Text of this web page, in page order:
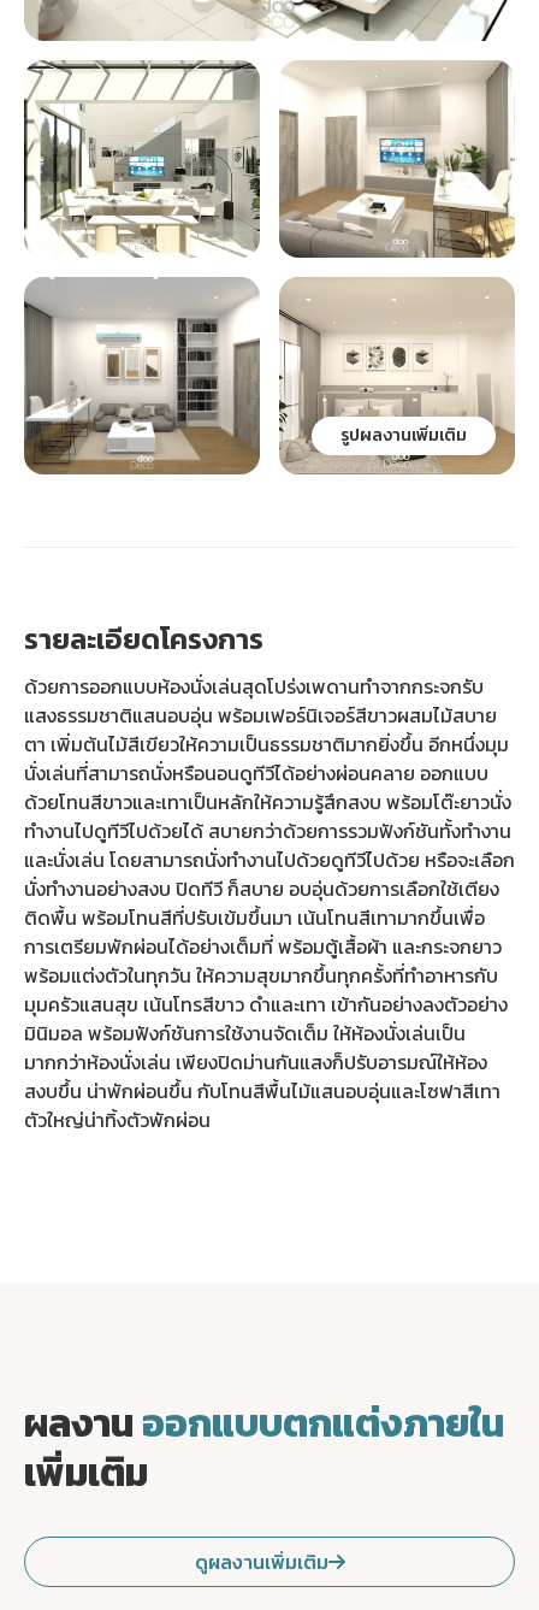
รูปผลงานเพิ่มเติม
รายละเอียดโครงการ
ด้วยการออกแบบห้องนั่งเล่นสุดโปร่งเพดานทำจากกระจกรับ
แสงธรรมชาติแสนอบอุ่น พร้อมเฟอร์นิเจอร์สีขาวผสมไม้สบาย
ตา เพิ่มต้นไม้สีเขียวให้ความเป็นธรรมชาติมากยิ่งขึ้น อีกหนึ่งมุม
นั่งเล่นที่สามารถนั่งหรือนอนดูทีวีได้อย่างผ่อนคลาย ออกแบบ
ด้วยโทนสีขาวและเทาเป็นหลักให้ความรู้สึกสงบ พร้อมโต๊ะยาวนั่ง
ทำงานไปดูทีวีไปด้วยได้ สบายกว่าด้วยการรวมฟังก์ชันทั้งทำงาน
และนั่งเล่น โดยสามารถนั่งทำงานไปด้วยดูทีวีไปด้วย หรือจะเลือก
นั่งทำงานอย่างสงบ ปิดทีวี ก็สบาย อบอุ่นด้วยการเลือกใช้เตียง
ติดพื้น พร้อมโทนสีที่ปรับเข้มขึ้นมา เน้นโทนสีเทามากขึ้นเพื่อ
การเตรียมพักผ่อนได้อย่างเต็มที่ พร้อมตู้เสื้อผ้า และกระจกยาว
พร้อมแต่งตัวในทุกวัน ให้ความสุขมากขึ้นทุกครั้งที่ทำอาหารกับ
มุมครัวแสนสุข เน้นโทรสีขาว ดำและเทา เข้ากันอย่างลงตัวอย่าง
มินิมอล พร้อมฟังก์ชันการใช้งานจัดเต็ม ให้ห้องนั่งเล่นเป็น
มากกว่าห้องนั่งเล่น เพียงปิดม่านกันแสงก็ปรับอารมณ์ให้ห้อง
สงบขึ้น น่าพักผ่อนขึ้น กับโทนสีพื้นไม้แสนอบอุ่นและโซฟาสีเทา
ตัวใหญ่น่าทิ้งตัวพักผ่อน
ผลงานออกแบบตกแต่งภายใน
เพิ่มเติม
ดูผลงานเพิ่มเติม